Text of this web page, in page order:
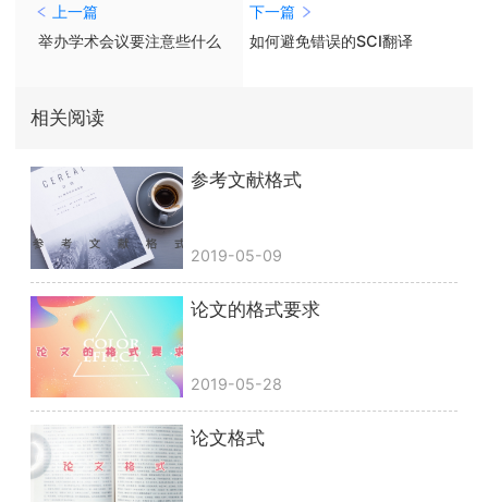
上一篇
举办学术会议要注意些什么
下一篇
如何避免错误的SCI翻译
相关阅读
参考文献格式
2019-05-09
论文的格式要求
2019-05-28
论文格式